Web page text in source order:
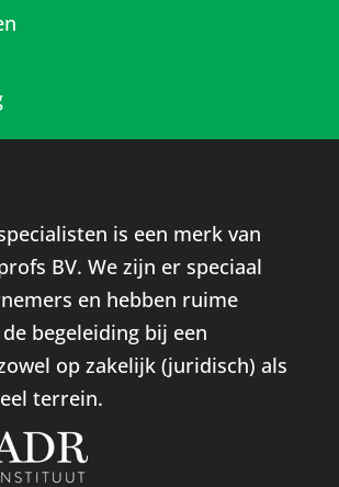
is een merk van
BV. We zijn er speciaal
en hebben ruime
begeleiding bij een
op zakelijk (juridisch) als
terrein.